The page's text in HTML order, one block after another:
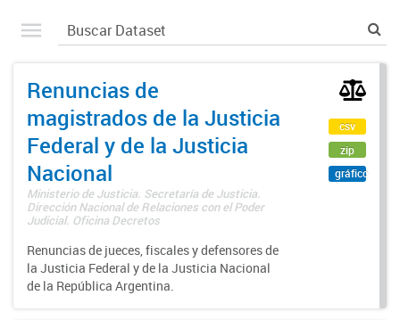
Renuncias de
magistrados de la Justicia
Federal y de la Justicia
Nacional
Ministerio de Justicia. Secretaría de Justicia.
Dirección Nacional de Relaciones con el Poder
Judicial. Oficina Decretos
Renuncias de jueces, fiscales y defensores de
la Justicia Federal y de la Justicia Nacional
de la República Argentina.
csv
zip
gráfico